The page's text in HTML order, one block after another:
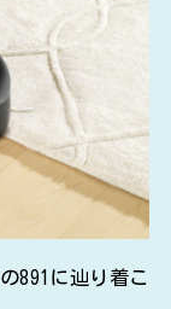
891に辿り着こ